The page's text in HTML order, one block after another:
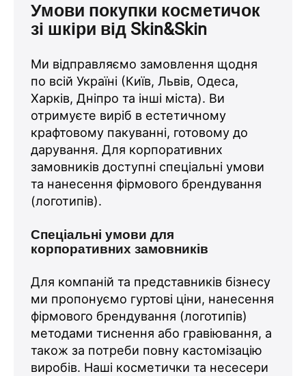
Умови покупки косметичок
зі шкіри від Skin&Skin
Ми відправляємо замовлення щодня
по всій Україні (Київ, Львів, Одеса,
Харків, Дніпро та інші міста). Ви
отримуєте виріб в естетичному
крафтовому пакуванні, готовому до
дарування. Для корпоративних
замовників доступні спеціальні умови
та нанесення фірмового брендування
(логотипів).
Спеціальні умови для
корпоративних замовників
Для компаній та представників бізнесу
ми пропонуємо гуртові ціни, нанесення
фірмового брендування (логотипів)
методами тиснення або гравіювання, а
також за потреби повну кастомізацію
виробів. Наші косметички та несесери